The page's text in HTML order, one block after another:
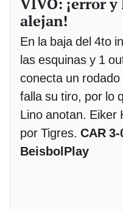
alejan!
En la baja del 4to
las esquinas y 1
conecta un
falla su tiro, por lo
Lino anotan. Eiker
por Tigres. CAR
BeisbolPlay